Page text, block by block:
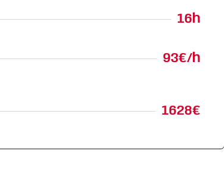
16h
93€/h
1628€